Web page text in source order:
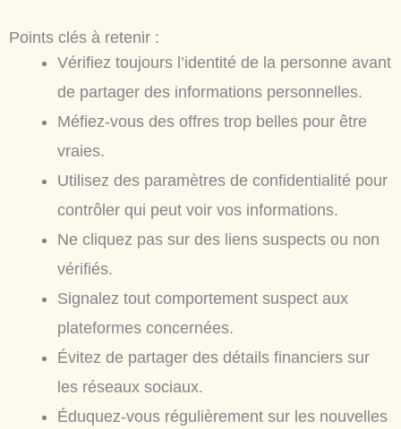
Points clés à retenir :
Vérifiez toujours l’identité de la personne avant
de partager des informations personnelles.
Méfiez-vous des offres trop belles pour être
vraies.
Utilisez des paramètres de confidentialité pour
contrôler qui peut voir vos informations.
Ne cliquez pas sur des liens suspects ou non
vérifiés.
Signalez tout comportement suspect aux
plateformes concernées.
Évitez de partager des détails financiers sur
les réseaux sociaux.
Éduquez-vous régulièrement sur les nouvelles